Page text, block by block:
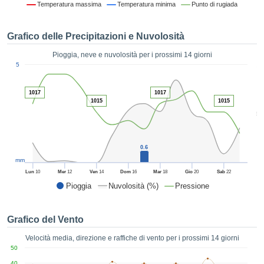
per
senza
clic sul
CONTINUA
Temperatura massima Temperatura minima Punto di rugiada
Grafico delle Precipitazioni e Nuvolosità
Pioggia, neve e nuvolosità per i prossimi 14 giorni
Pioggia Nuvolosità (%) Pressione
50
Lun 10 Mer12 Ven14 Dom16 Mar18 Gio 20 Sab22
5
mm
0.6
1017
1015
1017
1015
Grafico del Vento
Velocità media, direzione e raffiche di vento per i prossimi 14 giorni
50